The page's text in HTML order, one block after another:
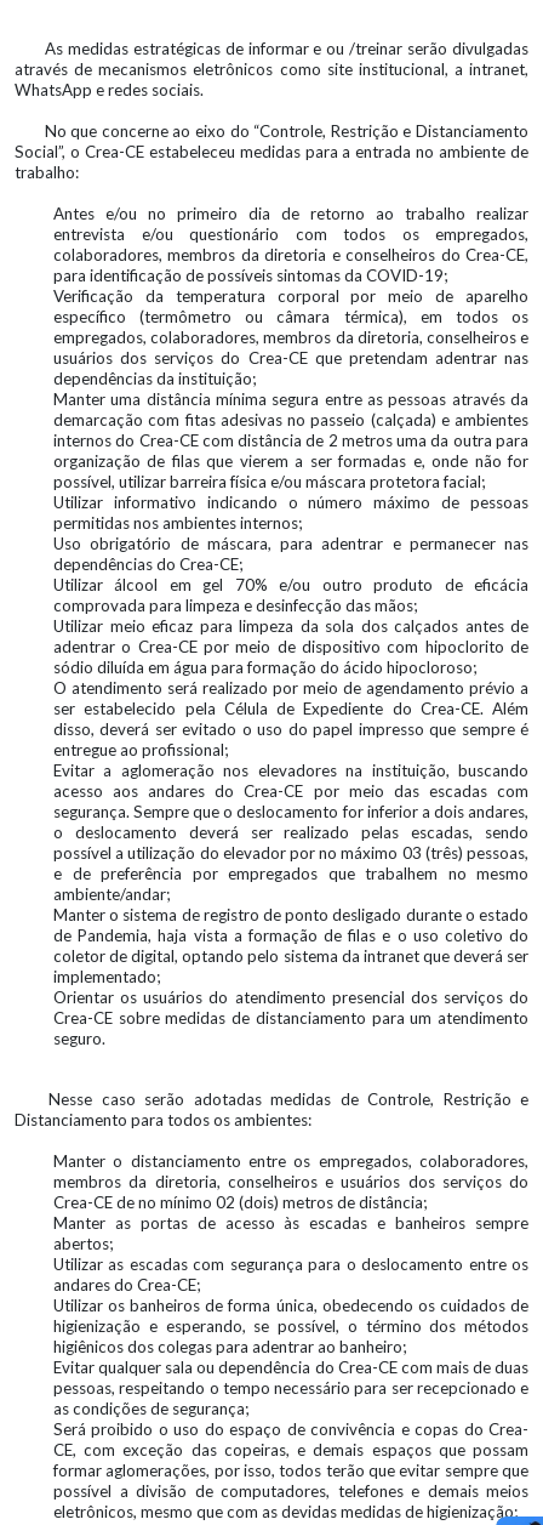
As medidas estratégicas de informar e ou /treinar serão divulgadas
através de mecanismos eletrônicos como site institucional, a intranet,
WhatsApp e redes sociais.
No que concerne ao eixo do “Controle, Restrição e Distanciamento
Social”, o Crea-CE estabeleceu medidas para a entrada no ambiente de
trabalho:
Antes e/ou no primeiro dia de retorno ao trabalho realizar
entrevista e/ou questionário com todos os empregados,
colaboradores, membros da diretoria e conselheiros do Crea-CE,
para identificação de possíveis sintomas da COVID-19;
Verificação da temperatura corporal por meio de aparelho
específico (termômetro ou câmara térmica), em todos os
empregados, colaboradores, membros da diretoria, conselheiros e
usuários dos serviços do Crea-CE que pretendam adentrar nas
dependências da instituição;
Manter uma distância mínima segura entre as pessoas através da
demarcação com fitas adesivas no passeio (calçada) e ambientes
internos do Crea-CE com distância de 2 metros uma da outra para
organização de filas que vierem a ser formadas e, onde não for
possível, utilizar barreira física e/ou máscara protetora facial;
Utilizar informativo indicando o número máximo de pessoas
permitidas nos ambientes internos;
Uso obrigatório de máscara, para adentrar e permanecer nas
dependências do Crea-CE;
Utilizar álcool em gel 70% e/ou outro produto de eficácia
comprovada para limpeza e desinfecção das mãos;
Utilizar meio eficaz para limpeza da sola dos calçados antes de
adentrar o Crea-CE por meio de dispositivo com hipoclorito de
sódio diluída em água para formação do ácido hipocloroso;
O atendimento será realizado por meio de agendamento prévio a
ser estabelecido pela Célula de Expediente do Crea-CE. Além
disso, deverá ser evitado o uso do papel impresso que sempre é
entregue ao profissional;
Evitar a aglomeração nos elevadores na instituição, buscando
acesso aos andares do Crea-CE por meio das escadas com
segurança. Sempre que o deslocamento for inferior a dois andares,
o deslocamento deverá ser realizado pelas escadas, sendo
possível a utilização do elevador por no máximo 03 (três) pessoas,
e de preferência por empregados que trabalhem no mesmo
ambiente/andar;
Manter o sistema de registro de ponto desligado durante o estado
de Pandemia, haja vista a formação de filas e o uso coletivo do
coletor de digital, optando pelo sistema da intranet que deverá ser
implementado;
Orientar os usuários do atendimento presencial dos serviços do
Crea-CE sobre medidas de distanciamento para um atendimento
seguro.
Nesse caso serão adotadas medidas de Controle, Restrição e
Distanciamento para todos os ambientes:
Manter o distanciamento entre os empregados, colaboradores,
membros da diretoria, conselheiros e usuários dos serviços do
Crea-CE de no mínimo 02 (dois) metros de distância;
Manter as portas de acesso às escadas e banheiros sempre
abertos;
Utilizar as escadas com segurança para o deslocamento entre os
andares do Crea-CE;
Utilizar os banheiros de forma única, obedecendo os cuidados de
higienização e esperando, se possível, o término dos métodos
higiênicos dos colegas para adentrar ao banheiro;
Evitar qualquer sala ou dependência do Crea-CE com mais de duas
pessoas, respeitando o tempo necessário para ser recepcionado e
as condições de segurança;
Será proibido o uso do espaço de convivência e copas do Crea-
CE, com exceção das copeiras, e demais espaços que possam
formar aglomerações, por isso, todos terão que evitar sempre que
possível a divisão de computadores, telefones e demais meios
eletrônicos, mesmo que com as devidas medidas de higienização;